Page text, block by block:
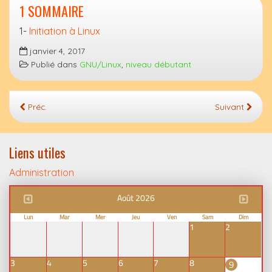
1 SOMMAIRE
1- Initiation à Linux
janvier 4, 2017
Publié dans GNU/Linux niveau débutant
Préc. Suivant
Liens utiles
Administration
Août 2026
Lun Mar Mer Jeu Ven Sam Dim
1 2
3 4 5 6 7 8 9